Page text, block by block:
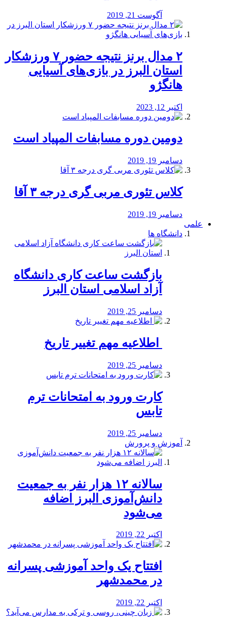
آگوست 21, 2019
۲ مدال برنز نتیجه حضور ۷ ورزشکار
استان البرز در بازی‌های آسیایی
هانگژو
اکتبر 12, 2023
دومین دوره مسابفات المپیاد است
دسامبر 19, 2019
کلاس تئوری مربی گری درجه ۳ آقا
دسامبر 19, 2019
علمی
دانشگاه ها
بازگشت ساعت کاری دانشگاه
آزاد اسلامی استان البرز
دسامبر 25, 2019
️ اطلاعیه مهم تغییر تاریخ
دسامبر 25, 2019
کارت ورود به امتحانات ترم
تابس
دسامبر 25, 2019
آموزش و پرورش
️سالانه ۱۲ هزار نفر به جمعیت
دانش‌آموزی البرز اضافه
می‌شود
اکتبر 22, 2019
افتتاح یک واحد آموزشی پسرانه
در محمدشهر
اکتبر 22, 2019